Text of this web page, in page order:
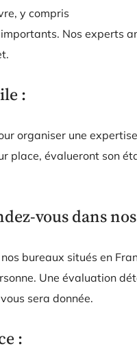
y compris
Nos experts
:
organiser une
place, évalueront son
vous dans
bureaux situés en
Une évaluation
sera donnée.
: